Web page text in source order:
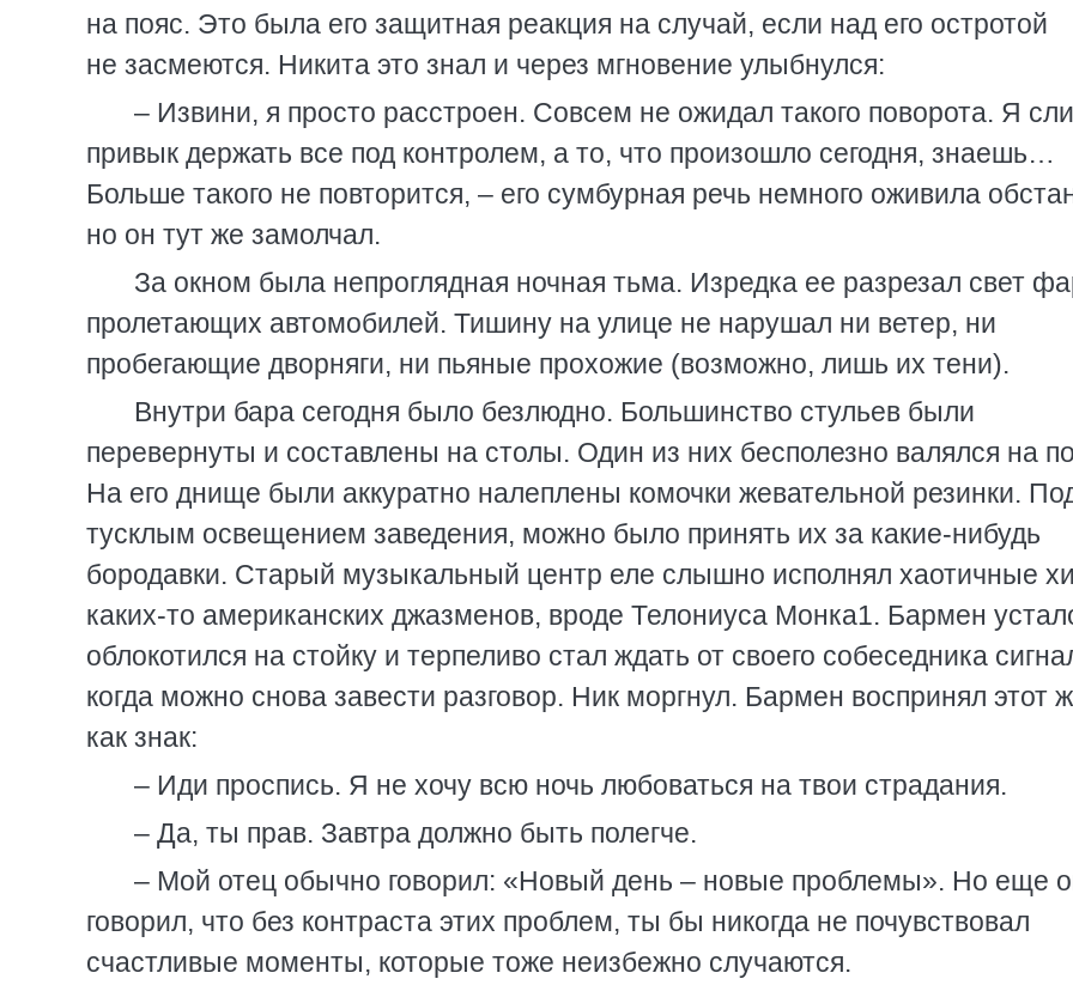
на пояс. Это была его защитная реакция на случай, если над его остротой
не засмеются. Никита это знал и через мгновение улыбнулся:
– Извини, я просто расстроен. Совсем не ожидал такого поворота. Я
привык держать все под контролем, а то, что произошло сегодня, знаешь…
Больше такого не повторится, – его сумбурная речь немного оживила
но он тут же замолчал.
За окном была непроглядная ночная тьма. Изредка ее разрезал свет
пролетающих автомобилей. Тишину на улице не нарушал ни ветер, ни
пробегающие дворняги, ни пьяные прохожие (возможно, лишь их тени).
Внутри бара сегодня было безлюдно. Большинство стульев были
перевернуты и составлены на столы. Один из них бесполезно валялся на
На его днище были аккуратно налеплены комочки жевательной резинки.
тусклым освещением заведения, можно было принять их за какие-нибудь
бородавки. Старый музыкальный центр еле слышно исполнял хаотичные
каких-то американских джазменов, вроде Телониуса Монка1. Бармен
облокотился на стойку и терпеливо стал ждать от своего собеседника
когда можно снова завести разговор. Ник моргнул. Бармен воспринял этот
как знак:
– Иди проспись. Я не хочу всю ночь любоваться на твои страдания.
– Да, ты прав. Завтра должно быть полегче.
– Мой отец обычно говорил: «Новый день – новые проблемы». Но еще
говорил, что без контраста этих проблем, ты бы никогда не почувствовал
счастливые моменты, которые тоже неизбежно случаются.